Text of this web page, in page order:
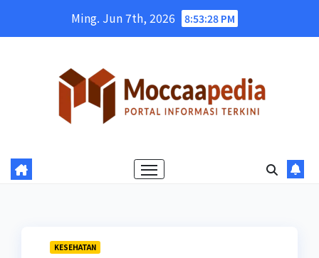
Ming. Jun 7th, 2026 8:53:29 PM
KESEHATAN